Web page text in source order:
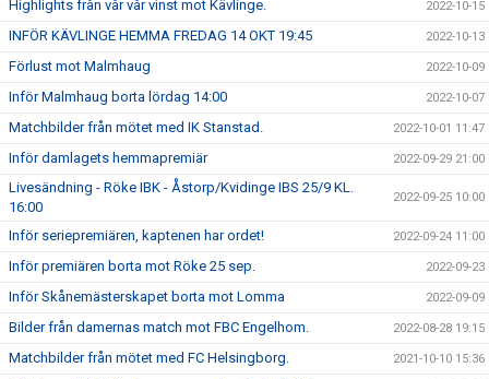
Highlights från vår vår vinst mot Kävlinge. 2022-10-15
INFÖR KÄVLINGE HEMMA FREDAG 14 OKT 19:45 2022-10-13
Förlust mot Malmhaug 2022-10-09
Inför Malmhaug borta lördag 14:00 2022-10-07
Matchbilder från mötet med IK Stanstad. 2022-10-01 11:47
Inför damlagets hemmapremiär 2022-09-29 21:00
Livesändning - Röke IBK - Åstorp/Kvidinge IBS 25/9 KL.
16:00
2022-09-25 10:00
Inför seriepremiären, kaptenen har ordet! 2022-09-24 11:00
Inför premiären borta mot Röke 25 sep. 2022-09-23
Inför Skånemästerskapet borta mot Lomma 2022-09-09
Bilder från damernas match mot FBC Engelhom. 2022-08-28 19:15
Matchbilder från mötet med FC Helsingborg. 2021-10-10 15:36